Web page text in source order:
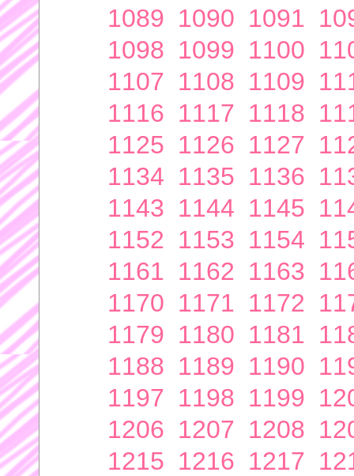
1089 1090 1091
1098 1099 1100
1107 1108 1109
1116 1117 1118
1125 1126 1127
1134 1135 1136
1143 1144 1145
1152 1153 1154
1161 1162 1163
1170 1171 1172
1179 1180 1181
1188 1189 1190
1197 1198 1199
1206 1207 1208
1215 1216 1217